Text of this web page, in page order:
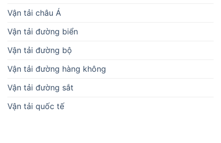
Vận tải châu Á
Vận tải đường biển
Vận tải đường bộ
Vận tải đường hàng không
Vận tải đường sắt
Vận tải quốc tế